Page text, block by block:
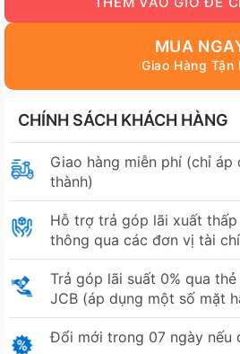
999.000₫.
MUA
CHÍNH SÁCH KHÁCH HÀNG
Giao hàng miễn phí (chỉ áp
thành)
Hỗ trợ trả góp lãi xuất
thông qua các đơn vị tài
Trả góp lãi suất 0% qua
JCB (áp dụng một số mặt
Đổi mới trong 07 ngày nếu